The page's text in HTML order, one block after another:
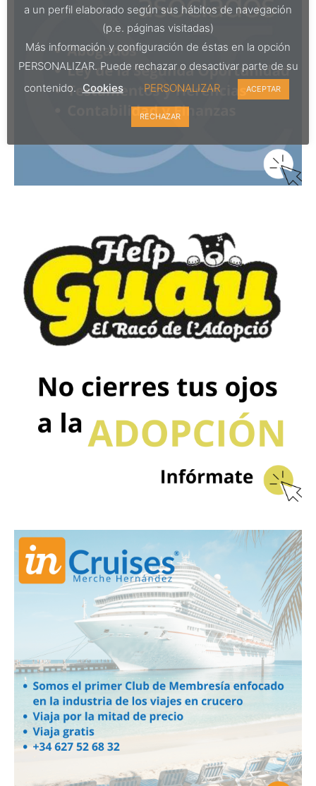
a un perfil elaborado según sus hábitos de navegación
(p.e. páginas visitadas)
Más información y configuración de éstas en la opción
PERSONALIZAR. Puede rechazar o desactivar parte de su
contenido. Cookies PERSONALIZAR ACEPTAR
RECHAZAR